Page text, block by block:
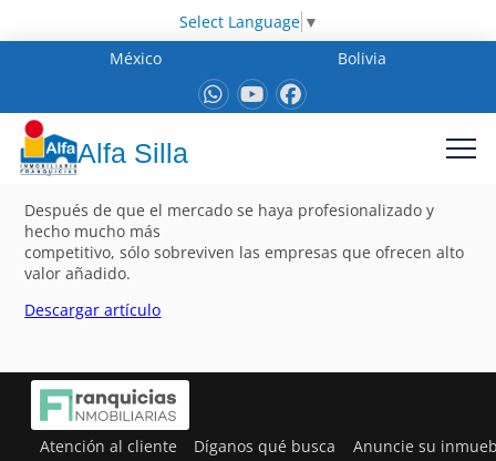
Select Language ▼
México
Bolivia
Alfa Silla
Después de que el mercado se haya profesionalizado y
hecho mucho más
competitivo, sólo sobreviven las empresas que ofrecen alto
valor añadido.
Descargar artículo
Atención al cliente Díganos qué busca Anuncie su